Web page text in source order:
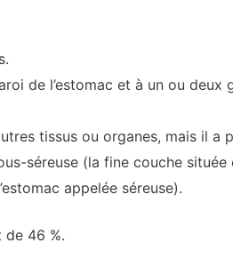
de l’estomac et à un ou deux
tissus ou organes, mais il a
séreuse (la fine couche
appelée séreuse).
de 46 %.